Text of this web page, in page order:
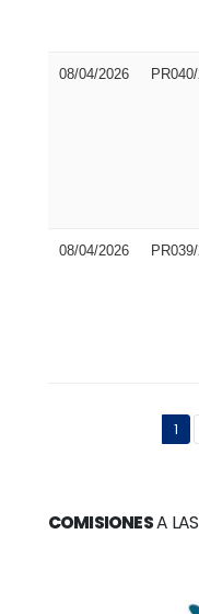
08/04/2026
08/04/2026
1
COMISIONESA